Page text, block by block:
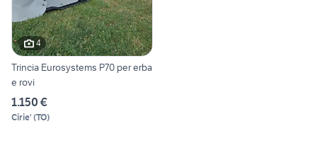
4
Trincia Eurosystems P70 per erba
e rovi
1.150 €
Cirie' (TO)